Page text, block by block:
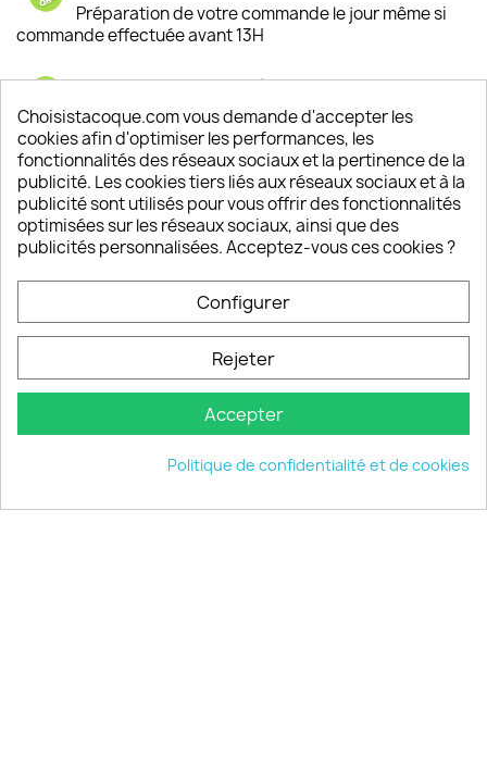
Préparation de votre commande le jour même si
commande effectuée avant 13H
Satisfaction de nos clients
Depuis 2009, entre 92% et 94% de nos clients
sont satisfaits de nos produits
Un SAV à votre écoute
Notre SAV est disponible 6/7J de 10h à 18H
keyboard_arrow_down
© 2026 - choisistacoque.com
Choisistacoque.com vous demande d'accepter les
cookies afin d'optimiser les performances, les
fonctionnalités des réseaux sociaux et la pertinence de la
publicité. Les cookies tiers liés aux réseaux sociaux et à la
publicité sont utilisés pour vous offrir des fonctionnalités
optimisées sur les réseaux sociaux, ainsi que des
publicités personnalisées. Acceptez-vous ces cookies ?
Configurer
Rejeter
Accepter
Politique de confidentialité et de cookies